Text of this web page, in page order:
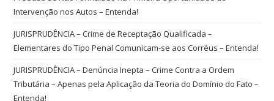
Intervenção nos Autos – Entenda!
JURISPRUDÊNCIA – Crime de Receptação Qualificada –
Elementares do Tipo Penal Comunicam-se aos Corréus – Entenda!
JURISPRUDÊNCIA – Denúncia Inepta – Crime Contra a Ordem
Tributária – Apenas pela Aplicação da Teoria do Domínio do Fato –
Entenda!